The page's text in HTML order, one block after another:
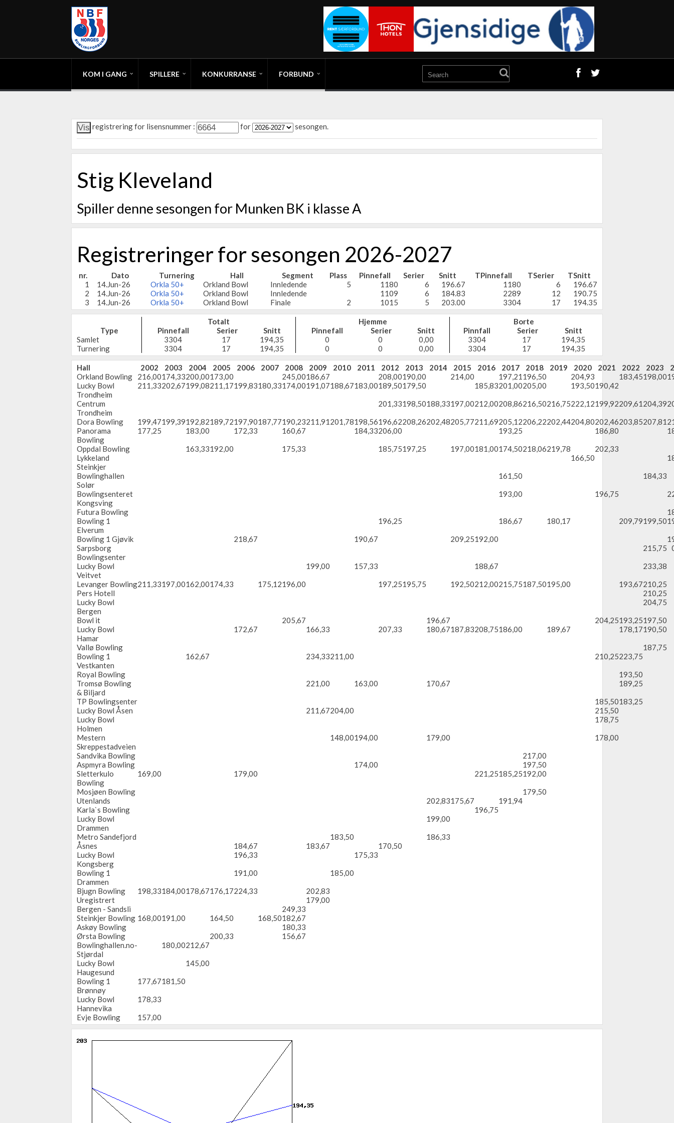
KOM I GANG SPILLERE KONKURRANSE FORBUND
registrering for lisensnummer : for sesongen.
Stig Kleveland
Spiller denne sesongen for Munken BK i klasse A
Registreringer for sesongen 2026-2027
nr. Dato Turnering Hall Segment Plass Pinnefall Serier Snitt TPinnefall TSerier
TSnitt
1
14.Jun-26 Orkla 50+ Orkland Bowl Innledende 5 1180 6 196.67 1180 6
196.67
2
14.Jun-26 Orkla 50+ Orkland Bowl Innledende 1109 6 184.83 2289 12
190.75
3
14.Jun-26 Orkla 50+ Orkland Bowl Finale 2 1015 5 203.00 3304 17 194.35
Totalt Hjemme
Borte
Type
Pinnefall Serier Snitt Pinnefall Serier Snitt Pinnfall Serier
Snitt
Samlet
3304 17 194,35 0 0 0,00 3304 17
194,35
Turnering
3304 17 194,35 0 0 0,00 3304 17 194,35
Hall 2002 2003 2004 2005 2006 2007 2008 2009 2010 2011 2012 2013 2014 2015 2016 2017 2018 2019 2020 2021 2022 2023
Orkland Bowling
216,00174,33200,00173,00 245,00186,67 208,00190,00 214,00 197,21196,50 204,93 183,45198,00
Lucky Bowl
Trondheim
211,33202,67199,08211,17199,83180,33174,00191,07188,67183,00189,50179,50 185,83201,00205,00 193,50190,42
Centrum
Trondheim
201,33198,50188,33197,00212,00208,86216,50216,75222,12199,92209,61204,39
Dora Bowling
199,47199,39192,82189,72197,90187,77190,23211,91201,78198,56196,62208,26202,48205,77211,69205,12206,22202,44204,80202,46203,85207,81
Panorama
Bowling
177,25 183,00 172,33 160,67 184,33206,00 193,25 186,80
Oppdal Bowling
163,33192,00 175,33 185,75197,25 197,00181,00174,50218,06219,78
202,33
Lykkeland
Steinkjer
166,50
Bowlinghallen
Solør
161,50
184,33
Bowlingsenteret
Kongsving
193,00 196,75
Futura Bowling
Bowling 1
Elverum
196,25 186,67 180,17 209,79199,50
Bowling 1 Gjøvik
218,67 190,67 209,25192,00
Sarpsborg
Bowlingsenter
215,75
Lucky Bowl
Veitvet
199,00 157,33 188,67
233,38
Levanger Bowling211,33197,00162,00174,33 175,12196,00 197,25195,75 192,50212,00215,75187,50195,00 193,67210,25
Pers Hotell
210,25
Lucky Bowl
Bergen
204,75
Bowl it
205,67 196,67 204,25193,25197,50
Lucky Bowl
Hamar
172,67 166,33 207,33 180,67187,83208,75186,00 189,67 178,17190,50
Vallø Bowling
187,75
Bowling 1
Vestkanten
162,67 234,33211,00 210,25223,75
Royal Bowling
193,50
Tromsø Bowling
& Biljard
221,00 163,00 170,67
189,25
TP Bowlingsenter
185,50183,25
Lucky Bowl Åsen
211,67204,00
215,50
Lucky Bowl
Holmen
178,75
Mestern
Skreppestadveien
148,00194,00 179,00
178,00
Sandvika Bowling
217,00
Aspmyra Bowling
174,00
197,50
Sletterkulo
Bowling
169,00 179,00 221,25185,25192,00
Mosjøen Bowling
179,50
Utenlands
202,83175,67
191,94
Karla`s Bowling
196,75
Lucky Bowl
Drammen
199,00
Metro Sandefjord
183,50
186,33
Åsnes
184,67 183,67
170,50
Lucky Bowl
Kongsberg
196,33
175,33
Bowling 1
Drammen
191,00
185,00
Bjugn Bowling
198,33184,00178,67176,17224,33
202,83
Uregistrert
179,00
Bergen - Sandsli
249,33
Steinkjer Bowling 168,00191,00 164,50 168,50182,67
Askøy Bowling
180,33
Ørsta Bowling
200,33
156,67
Bowlinghallen.no-
Stjørdal
180,00212,67
Lucky Bowl
Haugesund
145,00
Bowling 1
Brønnøy
177,67181,50
Lucky Bowl
Hannevika
178,33
Evje Bowling
157,00